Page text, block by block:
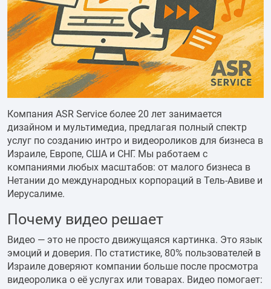
Компания ASR Service более 20 лет занимается
дизайном и мультимедиа, предлагая полный спектр
услуг по созданию интро и видеороликов для бизнеса в
Израиле, Европе, США и СНГ. Мы работаем с
компаниями любых масштабов: от малого бизнеса в
Нетании до международных корпораций в Тель-Авиве и
Иерусалиме.
Почему видео решает
Видео — это не просто движущаяся картинка. Это язык
эмоций и доверия. По статистике, 80% пользователей в
Израиле доверяют компании больше после просмотра
видеоролика о её услугах или товарах. Видео помогает: